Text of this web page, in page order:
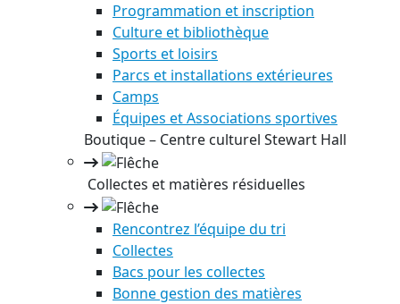
Programmation et inscription
Culture et bibliothèque
Sports et loisirs
Parcs et installations extérieures
Camps
Équipes et Associations sportives
Boutique – Centre culturel Stewart Hall
Collectes et matières résiduelles
Rencontrez l’équipe du tri
Collectes
Bacs pour les collectes
Bonne gestion des matières